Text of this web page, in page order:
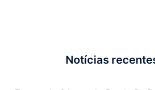
Notícias